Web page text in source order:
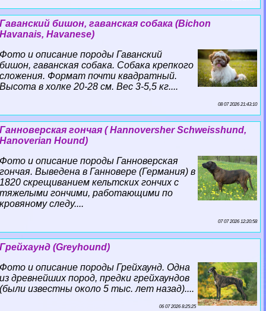
Гаванский бишон, гаванская собака (Bichon
Havanais, Havanese)
Фото и описание породы Гаванский
бишон, гаванская собака. Собака крепкого
сложения. Формат почти квадратный.
Высота в холке 20-28 см. Вес 3-5,5 кг....
08 07 2026 21:43:10
Ганноверская гончая ( Hannoversher Schweisshund,
Hanoverian Hound)
Фото и описание породы Ганноверская
гончая. Выведена в Ганновере (Германия) в
1820 скрещиванием кельтских гончих с
тяжелыми гончими, работающими по
кровяному следу....
07 07 2026 12:20:58
Грейхаунд (Greyhound)
Фото и описание породы Грейхаунд. Одна
из древнейших пород, предки грейхаундов
(были известны около 5 тыс. лет назад)....
06 07 2026 8:25:25